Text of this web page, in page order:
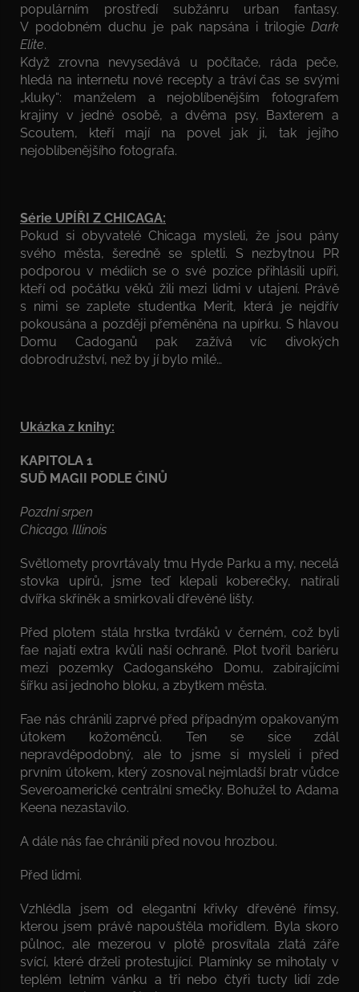
populárním prostředí subžánru urban fantasy.
V podobném duchu je pak napsána i trilogie Dark
Elite.
Když zrovna nevysedává u počítače, ráda peče,
hledá na internetu nové recepty a tráví čas se svými
„kluky“: manželem a nejoblíbenějším fotografem
krajiny v jedné osobě, a dvěma psy, Baxterem a
Scoutem, kteří mají na povel jak ji, tak jejího
nejoblíbenějšího fotografa.
Série UPÍŘI Z CHICAGA:
Pokud si obyvatelé Chicaga mysleli, že jsou pány
svého města, šeredně se spletli. S nezbytnou PR
podporou v médiích se o své pozice přihlásili upíři,
kteří od počátku věků žili mezi lidmi v utajení. Právě
s nimi se zaplete studentka Merit, která je nejdřív
pokousána a později přeměněna na upírku. S hlavou
Domu Cadoganů pak zažívá víc divokých
dobrodružství, než by jí bylo milé…
Ukázka z knihy:
KAPITOLA 1
SUĎ MAGII PODLE ČINŮ
Pozdní srpen
Chicago, Illinois
Světlomety provrtávaly tmu Hyde Parku a my, necelá
stovka upírů, jsme teď klepali koberečky, natírali
dvířka skříněk a smirkovali dřevěné lišty.
Před plotem stála hrstka tvrďáků v černém, což byli
fae najatí extra kvůli naší ochraně. Plot tvořil bariéru
mezi pozemky Cadoganského Domu, zabírajícími
šířku asi jednoho bloku, a zbytkem města.
Fae nás chránili zaprvé před případným opakovaným
útokem kožoměnců. Ten se sice zdál
nepravděpodobný, ale to jsme si mysleli i před
prvním útokem, který zosnoval nejmladší bratr vůdce
Severoamerické centrální smečky. Bohužel to Adama
Keena nezastavilo.
A dále nás fae chránili před novou hrozbou.
Před lidmi.
Vzhlédla jsem od elegantní křivky dřevěné římsy,
kterou jsem právě napouštěla mořidlem. Byla skoro
půlnoc, ale mezerou v plotě prosvítala zlatá záře
svící, které drželi protestující. Plamínky se mihotaly v
teplém letním vánku a tři nebo čtyři tucty lidí zde